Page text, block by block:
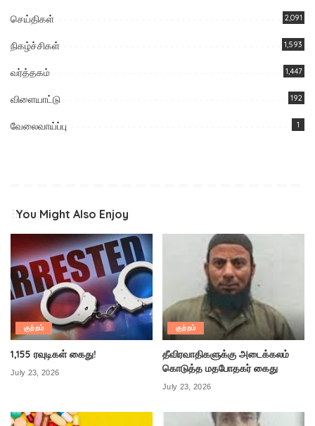
செய்திகள் 2,091
நிகழ்ச்சிகள் 1,593
வர்த்தகம் 1,447
விளையாட்டு 192
வேலைவாய்ப்பு 1
You Might Also Enjoy
குற்றம்
1,155 ரவுடிகள் கைது!
July 23, 2026
குற்றம்
தீவிரவாதிகளுக்கு அடைக்கலம்
கொடுத்த மதபோதகர் கைது
July 23, 2026